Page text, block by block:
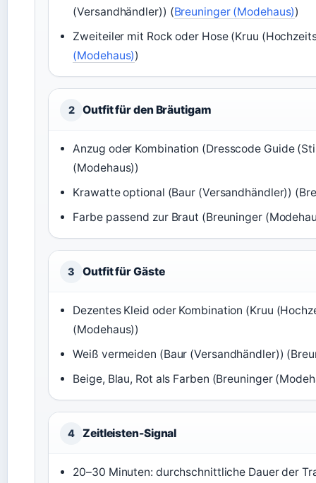
(Versandhändler)) (Breuninger (Modehaus))
Zweiteiler mit Rock oder Hose (Kruu
(Modehaus))
2 Outfit für den Bräutigam
Anzug oder Kombination (Dresscode Guide
(Modehaus))
Krawatte optional (Baur (Versandhändler))
Farbe passend zur Braut (Breuninger
3 Outfit für Gäste
Dezentes Kleid oder Kombination (Kruu
(Modehaus))
Weiß vermeiden (Baur (Versandhändler))
Beige, Blau, Rot als Farben (Breuninger
4 Zeitleisten-Signal
20–30 Minuten: durchschnittliche Dauer der